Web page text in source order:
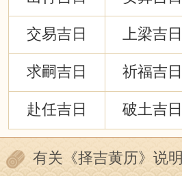
交易吉日 上梁吉日
求嗣吉日 祈福吉日
赴任吉日 破土吉日
有关《择吉黄历》说明